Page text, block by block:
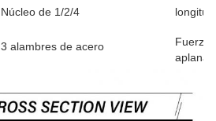
Núcleo de 1/2/4
3 alambres de acero
Fuerza